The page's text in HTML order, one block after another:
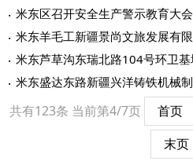
米东区召开安全生产警示教育大会
共有123条 当前第4/7页 首页
末页